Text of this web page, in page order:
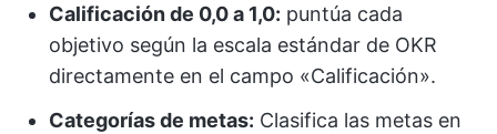
Calificación de 0,0 a 1,0: puntúa cada
objetivo según la escala estándar de OKR
directamente en el campo «Calificación».
Categorías de metas: Clasifica las metas en